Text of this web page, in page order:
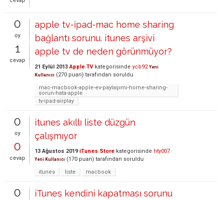
0
oy
1
cevap
apple tv-ipad-mac home sharing
bağlantı sorunu. itunes arşivi
apple tv de neden görünmüyor?
21 Eylül 2013 Apple TV kategorisinde ycb92 Yeni
Kullanıcı (270 puan) tarafından soruldu
mac-macbook-apple-ev-paylaşımı-home-sharing-
sorun-hata-apple
tv-ipad-airplay
0
oy
0
cevap
itunes akıllı liste düzgün
çalışmıyor
13 Ağustos 2019 iTunes Store kategorisinde hty007
Yeni Kullanıcı (170 puan) tarafından soruldu
itunes
liste macbook
0 iTunes kendini kapatması sorunu